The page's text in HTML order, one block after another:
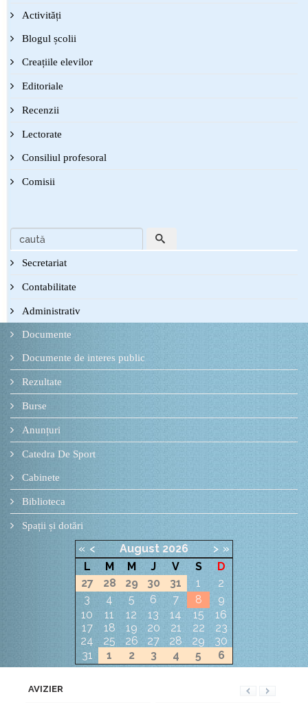
Activități
Blogul școlii
Creațiile elevilor
Editoriale
Recenzii
Lectorate
Consiliul profesoral
Comisii
Secretariat
Contabilitate
Administrativ
Documente
Documente de interes public
Rezultate
Burse
Anunțuri
Catedra De Sport
Cabinete
Biblioteca
Spații și dotări
« < August 2026 > »
L
M M J V S
D
27
28 29 30 31 1
2
3
4 5 6 7 8
9
10
11 12 13 14 15
16
17
18 19 20 21 22
23
24
25 26 27 28 29
30
31
1 2 3 4 5 6
AVIZIER